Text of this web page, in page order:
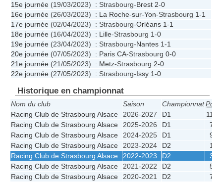
15e journée (19/03/2023) : Strasbourg-Brest 2-0
16e journée (26/03/2023) : La Roche-sur-Yon-Strasbourg 1-1
17e journée (02/04/2023) : Strasbourg-Orléans 1-1
18e journée (16/04/2023) : Lille-Strasbourg 1-0
19e journée (23/04/2023) : Strasbourg-Nantes 1-1
20e journée (07/05/2023) : Paris CA-Strasbourg 0-0
21e journée (21/05/2023) : Metz-Strasbourg 2-0
22e journée (27/05/2023) : Strasbourg-Issy 1-0
Historique en championnat
Nom du club Saison ChampionnatPos.
Racing Club de Strasbourg Alsace
2026-2027 D1
11e
Racing Club de Strasbourg Alsace
2025-2026 D1
7e
Racing Club de Strasbourg Alsace
2024-2025 D1
9e
Racing Club de Strasbourg Alsace
2023-2024 D2
1e
Racing Club de Strasbourg Alsace
2022-2023 D2
3e
Racing Club de Strasbourg Alsace
2021-2022 D2
5e
Racing Club de Strasbourg Alsace
2020-2021 D2 7e